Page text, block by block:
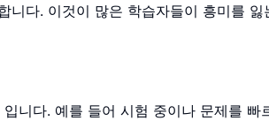
니다. 이것이 많은 학습자들이 흥미를
입니다. 예를 들어 시험 중이나 문제를